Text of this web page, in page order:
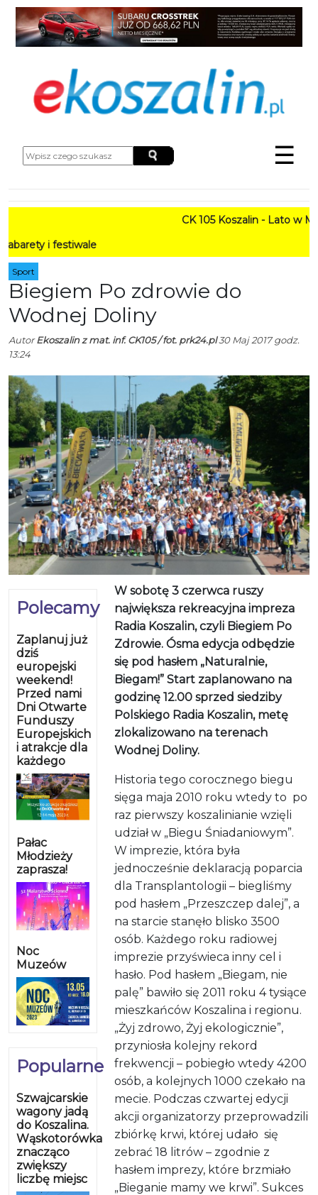
☰
CK 105 Koszalin - Lato w Mieście
Sport
Biegiem Po zdrowie do
Wodnej Doliny
AutorEkoszalin z mat. inf. CK105 / fot. prk24.pl30 Maj 2017 godz.
13:24
Polecamy
Zaplanuj już
dziś
europejski
weekend!
Przed nami
Dni Otwarte
Funduszy
Europejskich
i atrakcje dla
każdego
Pałac
Młodzieży
zaprasza!
Noc
Muzeów
Popularne
Szwajcarskie
wagony jadą
do Koszalina.
Wąskotorówka
znacząco
zwiększy
liczbę miejsc
W sobotę 3 czerwca ruszy
największa rekreacyjna impreza
Radia Koszalin, czyli Biegiem Po
Zdrowie. Ósma edycja odbędzie
się pod hasłem „Naturalnie,
Biegam!” Start zaplanowano na
godzinę 12.00 sprzed siedziby
Polskiego Radia Koszalin, metę
zlokalizowano na terenach
Wodnej Doliny.
Historia tego corocznego biegu
sięga maja 2010 roku wtedy to po
raz pierwszy koszalinianie wzięli
udział w „Biegu Śniadaniowym”.
W imprezie, która była
jednocześnie deklaracją poparcia
dla Transplantologii – biegliśmy
pod hasłem „Przeszczep dalej”, a
na starcie stanęło blisko 3500
osób. Każdego roku radiowej
imprezie przyświeca inny cel i
hasło. Pod hasłem „Biegam, nie
palę” bawiło się 2011 roku 4 tysiące
mieszkańców Koszalina i regionu.
„Żyj zdrowo, Żyj ekologicznie”,
przyniosła kolejny rekord
frekwencji – pobiegło wtedy 4200
osób, a kolejnych 1000 czekało na
mecie. Podczas czwartej edycji
akcji organizatorzy przeprowadzili
zbiórkę krwi, której udało się
zebrać 18 litrów – zgodnie z
hasłem imprezy, które brzmiało
„Bieganie mamy we krwi”. Sukces